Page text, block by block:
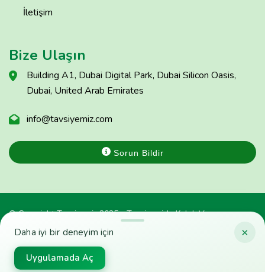
×
Daha iyi bir deneyim için
Uygulamada Aç
İletişim
Bize Ulaşın
Building A1, Dubai Digital Park, Dubai Silicon Oasis,
Dubai, United Arab Emirates
info@tavsiyemiz.com
Sorun Bildir
© Copyright Tavsiyemiz 2025 - Tavsiyemiz'e Kulak Ver